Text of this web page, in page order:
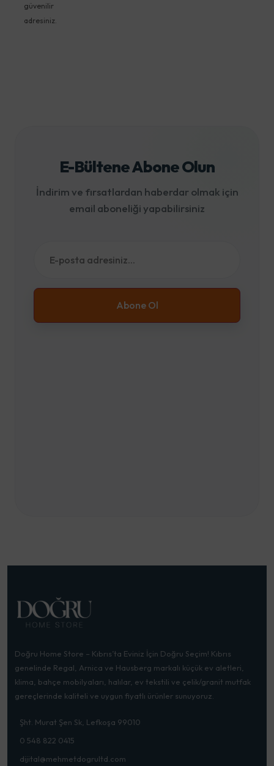
güvenilir
adresiniz.
E-Bültene Abone Olun
İndirim ve fırsatlardan haberdar olmak için
email aboneliği yapabilirsiniz
Abone Ol
Doğru Home Store – Kıbrıs’ta Eviniz İçin Doğru Seçim! Kıbrıs
genelinde Regal, Arnica ve Hausberg markalı küçük ev aletleri,
klima, bahçe mobilyaları, halılar, ev tekstili ve çelik/granit mutfak
gereçlerinde kaliteli ve uygun fiyatlı ürünler sunuyoruz.
Şht. Murat Şen Sk, Lefkoşa 99010
0 548 822 0415
dijital@mehmetdogrultd.com